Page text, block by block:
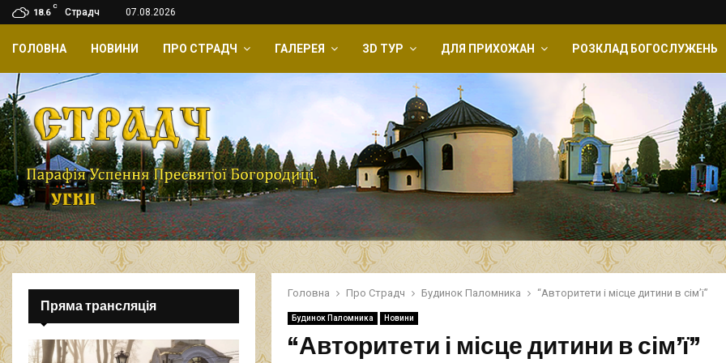
18.6
C
Страдч 07.08.2026
ГОЛОВНА НОВИНИ ПРО СТРАДЧ ГАЛЕРЕЯ ЗD ТУР ДЛЯ ПРИХОЖАН РОЗКЛАД БОГОСЛУЖЕНЬ
Головна Про Страдч Будинок Паломника “Авторитети і місце дитини в сім’ї”
Будинок Паломника Новини
“Авторитети і місце дитини в сім’ї”
Пряма трансляція